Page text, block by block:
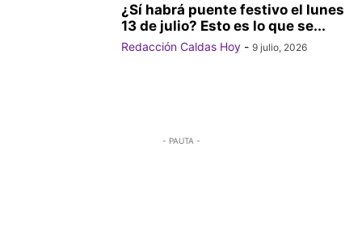
¿Sí habrá puente festivo el lunes
13 de julio? Esto es lo que se...
Redacción Caldas Hoy - 9 julio, 2026
- PAUTA -